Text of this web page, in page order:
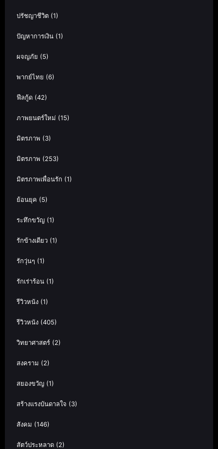
ปรัชญาชีวิต (1)
ปัญหาการเงิน (1)
ผจญภัย (5)
พากย์ไทย (6)
ฟีลกู้ด (42)
ภาพยนตร์ใหม่ (15)
มิตรภาพ (3)
มิตรภาพ (253)
มิตรภาพเพื่อนรัก (1)
ย้อนยุค (5)
ระทึกขวัญ (1)
รักข้างเดียว (1)
รักวุ่นๆ (1)
รักเร่าร้อน (1)
รีวิวหนัง (1)
รีวิวหนัง (405)
วิทยาศาสตร์ (2)
สงคราม (2)
สยองขวัญ (1)
สร้างแรงบันดาลใจ (3)
สังคม (146)
สัตว์ประหลาด (2)